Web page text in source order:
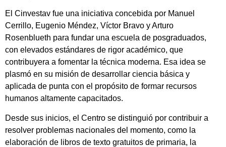
El Cinvestav fue una iniciativa concebida por Manuel
Cerrillo, Eugenio Méndez, Víctor Bravo y Arturo
Rosenblueth para fundar una escuela de posgraduados,
con elevados estándares de rigor académico, que
contribuyera a fomentar la técnica moderna. Esa idea se
plasmó en su misión de desarrollar ciencia básica y
aplicada de punta con el propósito de formar recursos
humanos altamente capacitados.
Desde sus inicios, el Centro se distinguió por contribuir a
resolver problemas nacionales del momento, como la
elaboración de libros de texto gratuitos de primaria, la